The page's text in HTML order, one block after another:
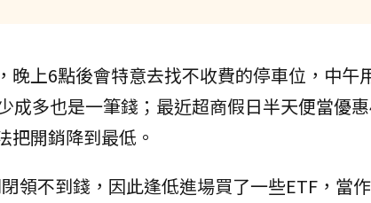
晚上6點後會特意去找不收費的停車位，中午
成多也是一筆錢；最近超商假日半天便當優
把開銷降到最低。
領不到錢，因此逢低進場買了一些ETF，當